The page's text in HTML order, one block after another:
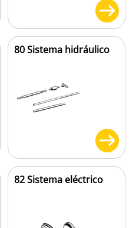
80 Sistema hidráulico
82 Sistema eléctrico